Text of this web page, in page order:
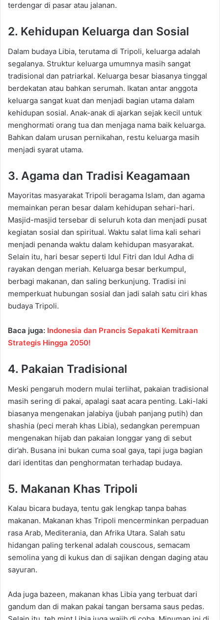
terdengar di pasar atau jalanan.
2. Kehidupan Keluarga dan Sosial
Dalam budaya Libia, terutama di Tripoli, keluarga adalah
segalanya. Struktur keluarga umumnya masih sangat
tradisional dan patriarkal. Keluarga besar biasanya tinggal
berdekatan atau bahkan serumah. Ikatan antar anggota
keluarga sangat kuat dan menjadi bagian utama dalam
kehidupan sosial. Anak-anak di ajarkan sejak kecil untuk
menghormati orang tua dan menjaga nama baik keluarga.
Bahkan dalam urusan pernikahan, restu keluarga masih
menjadi syarat utama.
3. Agama dan Tradisi Keagamaan
Mayoritas masyarakat Tripoli beragama Islam, dan agama
memainkan peran besar dalam kehidupan sehari-hari.
Masjid-masjid tersebar di seluruh kota dan menjadi pusat
kegiatan sosial dan spiritual. Waktu salat lima kali sehari
menjadi penanda waktu dalam kehidupan masyarakat.
Selain itu, hari besar seperti Idul Fitri dan Idul Adha di
rayakan dengan meriah. Keluarga besar berkumpul,
berbagi makanan, dan saling berkunjung. Tradisi ini
memperkuat hubungan sosial dan jadi salah satu ciri khas
budaya Tripoli.
Baca juga: Indonesia dan Prancis Sepakati Kemitraan
Strategis Hingga 2050!
4. Pakaian Tradisional
Meski pengaruh modern mulai terlihat, pakaian tradisional
masih sering di pakai, apalagi saat acara penting. Laki-laki
biasanya mengenakan jalabiya (jubah panjang putih) dan
shashia (peci merah khas Libia), sedangkan perempuan
mengenakan hijab dan pakaian longgar yang di sebut
dir’ah. Busana ini bukan cuma soal gaya, tapi juga bagian
dari identitas dan penghormatan terhadap budaya.
5. Makanan Khas Tripoli
Kalau bicara budaya, tentu gak lengkap tanpa bahas
makanan. Makanan khas Tripoli mencerminkan perpaduan
rasa Arab, Mediterania, dan Afrika Utara. Salah satu
hidangan paling terkenal adalah couscous, semacam
semolina yang di kukus dan di sajikan dengan daging atau
sayuran.
Ada juga bazeen, makanan khas Libia yang terbuat dari
gandum dan di makan pakai tangan bersama saus pedas.